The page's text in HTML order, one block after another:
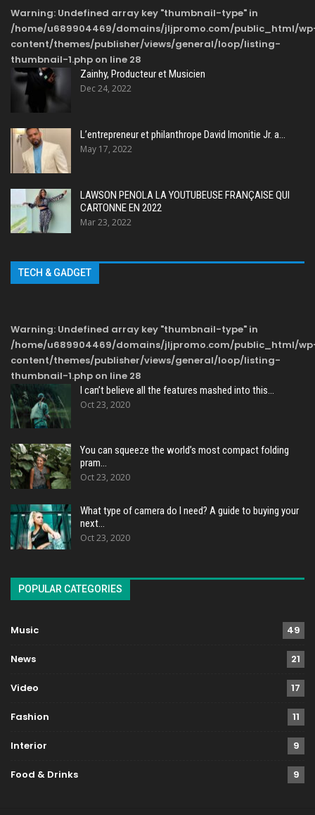
Warning: Undefined array key "thumbnail-type" in
/home/u689904469/domains/jljpromo.com/public_html/
content/themes/publisher/views/general/loop/listing-
thumbnail-1.php on line 28
Zainhy, Producteur et Musicien
Dec 24, 2022
L’entrepreneur et philanthrope David Imonitie Jr. a…
May 17, 2022
LAWSON PENOLA LA YOUTUBEUSE FRANÇAISE QUI
CARTONNE EN 2022
Mar 23, 2022
TECH & GADGET
Warning: Undefined array key "thumbnail-type" in
/home/u689904469/domains/jljpromo.com/public_html/
content/themes/publisher/views/general/loop/listing-
thumbnail-1.php on line 28
I can’t believe all the features mashed into this…
Oct 23, 2020
You can squeeze the world’s most compact folding
pram…
Oct 23, 2020
What type of camera do I need? A guide to buying your
next…
Oct 23, 2020
POPULAR CATEGORIES
Music 49
News 21
Video 17
Fashion 11
Interior 9
Food & Drinks 9